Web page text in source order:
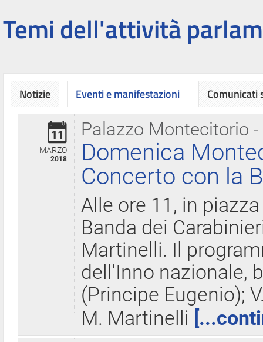
Temi dell'attività
Notizie Eventi e manifestazioni
Palazzo Montecitorio
11
MARZO
2018
Domenica
Concerto con la
Alle ore 11, in
Banda dei
Martinelli. Il
dell'Inno nazionale,
(Principe Eugenio);
M. Martinelli
Comunicati